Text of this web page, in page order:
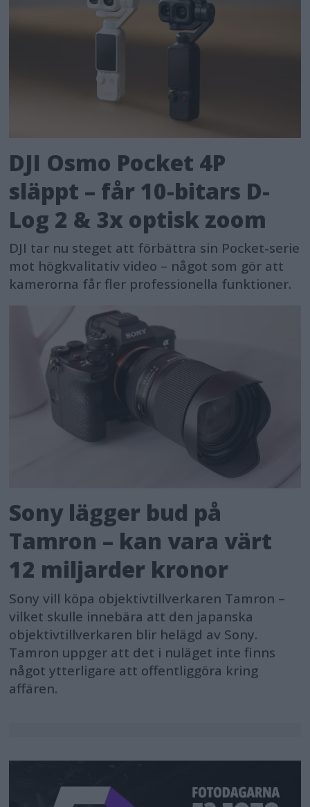
DJI Osmo Pocket 4P
släppt – får 10-bitars D-
Log 2 & 3x optisk zoom
DJI tar nu steget att förbättra sin Pocket-serie
mot högkvalitativ video – något som gör att
kamerorna får fler professionella funktioner.
Sony lägger bud på
Tamron – kan vara värt
12 miljarder kronor
Sony vill köpa objektivtillverkaren Tamron –
vilket skulle innebära att den japanska
objektivtillverkaren blir helägd av Sony.
Tamron uppger att det i nuläget inte finns
något ytterligare att offentliggöra kring
affären.